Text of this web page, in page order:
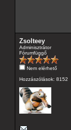
Zsolteey
Adminisztrátor
Fórumfüggő
Nem elérhető
Hozzászólások: 8152